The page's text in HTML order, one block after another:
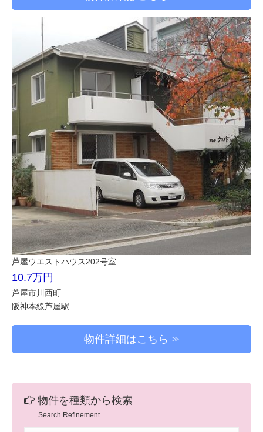
芦屋ウエストハウス202号室
10.7万円
芦屋市川西町
阪神本線芦屋駅
物件詳細はこちら
物件を種類から検索
Search Refinement